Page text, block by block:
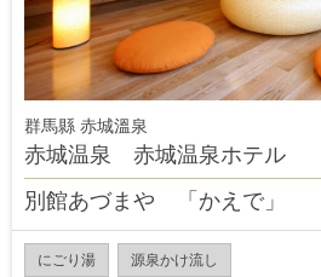
群馬縣 赤城溫泉
赤城温泉 赤城温泉ホテル
別館あづまや 「かえで」
にごり湯 源泉かけ流し